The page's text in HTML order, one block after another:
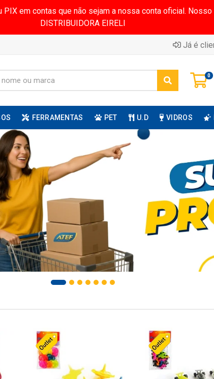
em contas que não sejam a nossa conta oficial.
DISTRIBUIDORA EIRELI
Já é
0
FERRAMENTAS PET U.D VIDROS